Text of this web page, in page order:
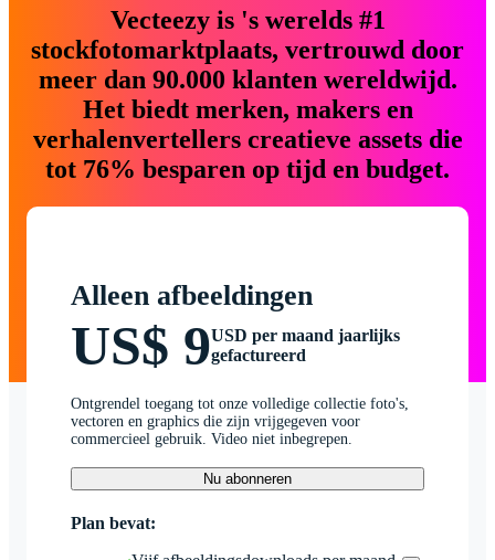
Vecteezy is 's werelds #1
stockfotomarktplaats, vertrouwd door
meer dan 90.000 klanten wereldwijd.
Het biedt merken, makers en
verhalenvertellers creatieve assets die
tot 76% besparen op tijd en budget.
Alleen afbeeldingen
US$ 9USD per maand jaarlijks
gefactureerd
Ontgrendel toegang tot onze volledige collectie foto's,
vectoren en graphics die zijn vrijgegeven voor
commercieel gebruik. Video niet inbegrepen.
Nu abonneren
Plan bevat: